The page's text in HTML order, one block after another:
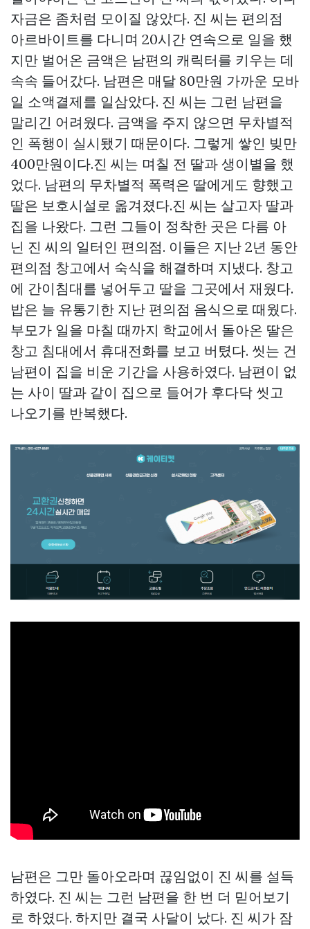
자금은 좀처럼 모이질 않았다. 진 씨는 편의점
아르바이트를 다니며 20시간 연속으로 일을 했
지만 벌어온 금액은 남편의 캐릭터를 키우는 데
속속 들어갔다. 남편은 매달 80만원 가까운 모바
일 소액결제를 일삼았다. 진 씨는 그런 남편을
말리긴 어려웠다. 금액을 주지 않으면 무차별적
인 폭행이 실시됐기 때문이다. 그렇게 쌓인 빚만
400만원이다.진 씨는 며칠 전 딸과 생이별을 했
었다. 남편의 무차별적 폭력은 딸에게도 향했고
딸은 보호시설로 옮겨졌다.진 씨는 살고자 딸과
집을 나왔다. 그런 그들이 정착한 곳은 다름 아
닌 진 씨의 일터인 편의점. 이들은 지난 2년 동안
편의점 창고에서 숙식을 해결하며 지냈다. 창고
에 간이침대를 넣어두고 딸을 그곳에서 재웠다.
밥은 늘 유통기한 지난 편의점 음식으로 때웠다.
부모가 일을 마칠 때까지 학교에서 돌아온 딸은
창고 침대에서 휴대전화를 보고 버텼다. 씻는 건
남편이 집을 비운 기간을 사용하였다. 남편이 없
는 사이 딸과 같이 집으로 들어가 후다닥 씻고
나오기를 반복했다.
남편은 그만 돌아오라며 끊임없이 진 씨를 설득
하였다. 진 씨는 그런 남편을 한 번 더 믿어보기
로 하였다. 하지만 결국 사달이 났다. 진 씨가 잠